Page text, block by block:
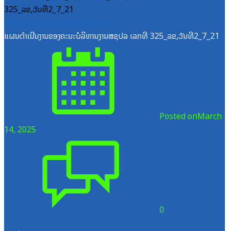
ແຜນດຳເນີນງານຂອງຄະນະບໍລິຫານງານສຊປລ ເລກທີ 325_ລຂ,ວັນທີ2_7_21
Posted onMarch
14, 2025
0